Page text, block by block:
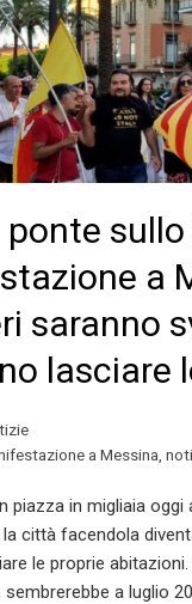
ponte
a
saranno
lasciare
a Messina
piazza in migliaia
città facendola
le proprie
a luglio